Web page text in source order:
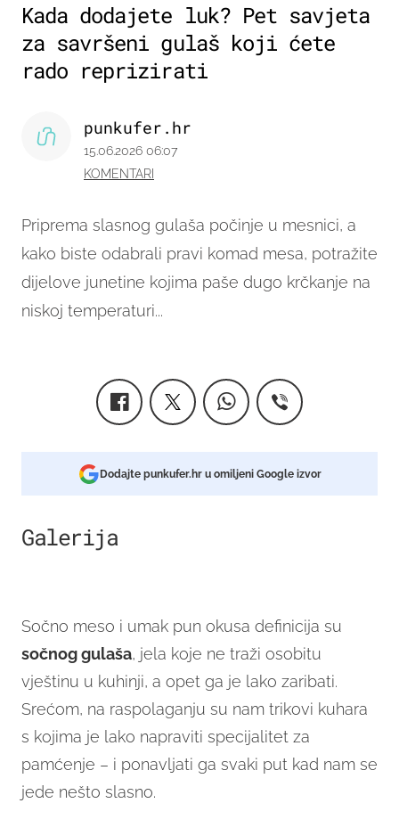
Kada dodajete luk? Pet savjeta
za savršeni gulaš koji ćete
rado reprizirati
Priprema slasnog gulaša počinje u mesnici, a
kako biste odabrali pravi komad mesa, potražite
dijelove junetine kojima paše dugo krčkanje na
niskoj temperaturi...
punkufer.hr
15.06.2026 06:07
KOMENTARI
Dodajte punkufer.hr u omiljeni Google izvor
Galerija
Sočno meso i umak pun okusa definicija su
sočnog gulaša, jela koje ne traži osobitu
vještinu u kuhinji, a opet ga je lako zaribati.
Srećom, na raspolaganju su nam trikovi kuhara
s kojima je lako napraviti specijalitet za
pamćenje – i ponavljati ga svaki put kad nam se
jede nešto slasno.